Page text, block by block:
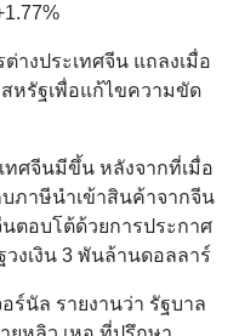
างประเทศจีน แถลงเมื่อ
หรัฐเพื่อแก้ไขความขัด
ทศจีนมีขึ้น หลังจากที่เมื่อ
ภาษีนำเข้าสินค้าจากจีน
ตอบโต้ด้วยการประกาศ
งเงิน 3 พันล้านดอลลาร์
ร์นัล รายงานว่า รัฐบาล